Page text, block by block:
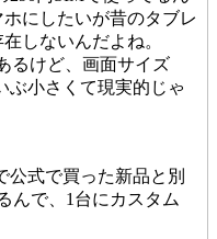
にしたいが昔のタブレ
しないんだよね。
るけど、画面サイズ
ぶ小さくて現実的じゃ
公式で買った新品と別
んで、1台にカスタム